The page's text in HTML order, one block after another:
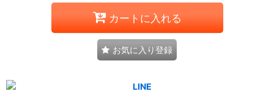
カートに入れる
お気に入り登録